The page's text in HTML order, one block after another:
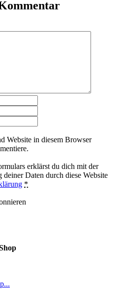
Website in diesem Browser
erklärst du dich mit der
deiner Daten durch diese Website
*